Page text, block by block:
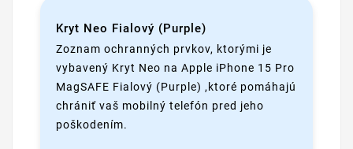
Kryt Neo Fialový (Purple)
Zoznam ochranných prvkov, ktorými je
vybavený Kryt Neo na Apple iPhone 15 Pro
MagSAFE Fialový (Purple) ,ktoré pomáhajú
chrániť vaš mobilný telefón pred jeho
poškodením.